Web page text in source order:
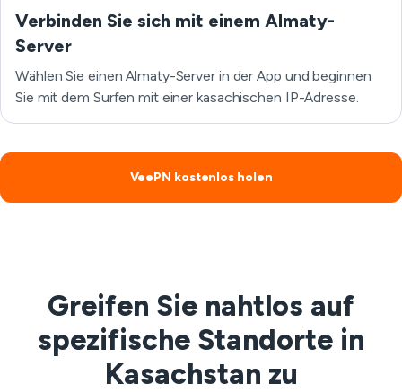
Verbinden Sie sich mit einem Almaty-
Server
Wählen Sie einen Almaty-Server in der App und beginnen
Sie mit dem Surfen mit einer kasachischen IP-Adresse.
VeePN kostenlos holen
Greifen Sie nahtlos auf
spezifische Standorte in
Kasachstan zu